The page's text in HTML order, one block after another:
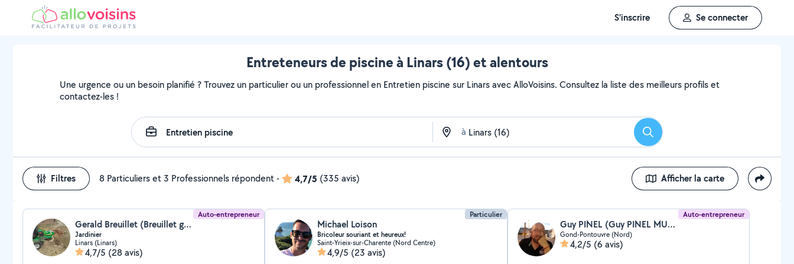
S'inscrire Se connecter
Entreteneurs de piscine à Linars (16) et alentours
Une urgence ou un besoin planifié ? Trouvez un particulier ou un professionnel en Entretien piscine sur Linars avec AlloVoisins. Consultez la liste des meilleurs profils et
contactez-les !
à Rechercher
Filtres 8 Particuliers et 3 Professionnels répondent- 4,7/5 (335 avis) Afficher la carte
Auto-entrepreneur
Gerald Breuillet (Breuillet gerald)
Jardinier
Linars (Linars)
4,7/5 (28 avis)
Particulier
Michael Loison
Bricoleur souriant et heureux!
Saint-Yrieix-sur-Charente (Nord Centre)
4,9/5 (23 avis)
Auto-entrepreneur
Guy PINEL (Guy PINEL MULTISERVICES)
Gond-Pontouvre (Nord)
4,2/5 (6 avis)